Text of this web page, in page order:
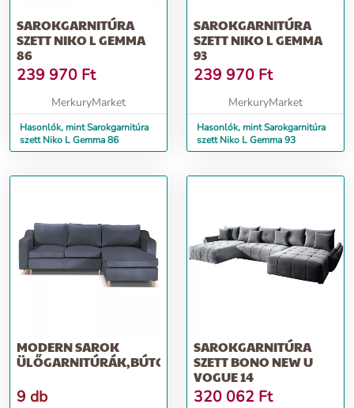
SAROKGARNITÚRA
SZETT NIKO L GEMMA
86
239 970 Ft
MerkuryMarket
Hasonlók, mint Sarokgarnitúra
szett Niko L Gemma 86
SAROKGARNITÚRA
SZETT NIKO L GEMMA
93
239 970 Ft
MerkuryMarket
Hasonlók, mint Sarokgarnitúra
szett Niko L Gemma 93
MODERN SAROK
ÜLŐGARNITÚRÁK,BÚTOROK
9 db
SAROKGARNITÚRA
SZETT BONO NEW U
VOGUE 14
320 062 Ft